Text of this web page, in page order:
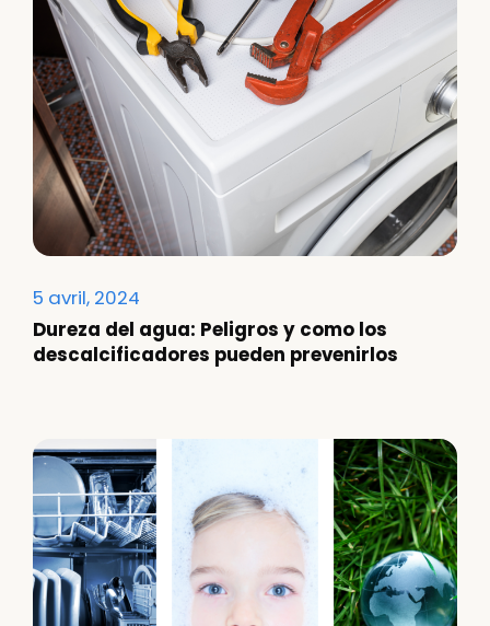
5 avril, 2024
Dureza del agua: Peligros y como los
descalcificadores pueden prevenirlos